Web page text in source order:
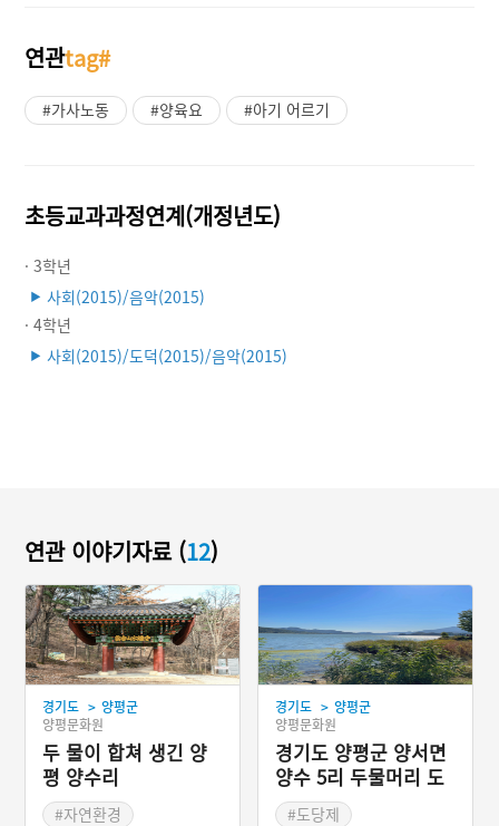
연관tag#
#가사노동 #양육요 #아기 어르기
초등교과과정연계(개정년도)
· 3학년
▶ 사회(2015)/음악(2015)
· 4학년
▶ 사회(2015)/도덕(2015)/음악(2015)
연관 이야기자료 (12)
경기도 > 양평군
양평문화원
두 물이 합쳐 생긴 양
평 양수리
#자연환경
경기도 > 양평군
양평문화원
경기도 양평군 양서면
양수 5리 두물머리 도
당제
#도당제